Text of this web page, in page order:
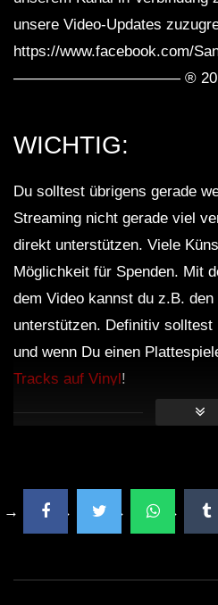
unsere Video-Updates
https://www.facebook.com/
——————————— ® 2018
WICHTIG:
Du solltest übrigens gerade
Streaming nicht gerade viel
direkt unterstützen. Viele
Möglichkeit für Spenden. Mit
dem Video kannst du z.B. den
unterstützen. Definitiv solltest
und wenn Du einen
Tracks auf Vinyl !